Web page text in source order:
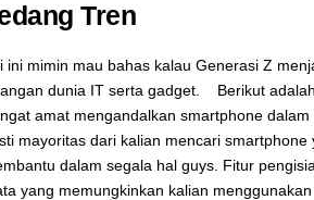
Tren
mimin mau bahas kalau Generasi Z
dunia IT serta gadget. Berikut
amat mengandalkan smartphone
mayoritas dari kalian mencari
dalam segala hal guys. Fitur
yang memungkinkan kalian